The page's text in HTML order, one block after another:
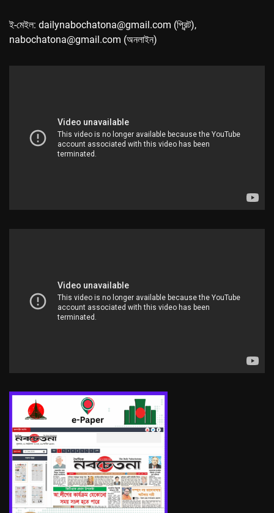
ই-মেইল: dailynabochatona@gmail.com (প্রিন্ট),
nabochatona@gmail.com (অনলাইন)